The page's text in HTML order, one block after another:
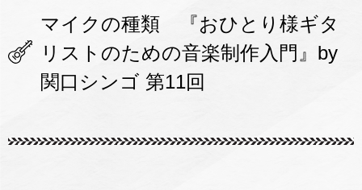
マイクの種類 『おひとり様ギタ
リストのための音楽制作入門』by
関口シンゴ 第11回